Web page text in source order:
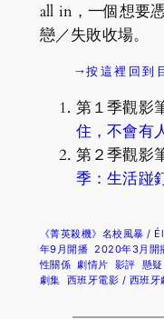
all in，一個想要
戀／失敗收場。
→按這裡回到
第１季觀影
住，不會有
第２季觀影
季：生活踫
《菁英殺機》名校風暴 /
年9月開播 2020年3月開
性關係 劇情片 影評 懸疑
劇集 西班牙電影 / 西班牙